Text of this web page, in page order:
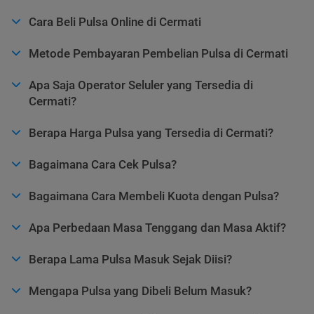
Cara Beli Pulsa Online di Cermati
Metode Pembayaran Pembelian Pulsa di Cermati
Apa Saja Operator Seluler yang Tersedia di
Cermati?
Berapa Harga Pulsa yang Tersedia di Cermati?
Bagaimana Cara Cek Pulsa?
Bagaimana Cara Membeli Kuota dengan Pulsa?
Apa Perbedaan Masa Tenggang dan Masa Aktif?
Berapa Lama Pulsa Masuk Sejak Diisi?
Mengapa Pulsa yang Dibeli Belum Masuk?